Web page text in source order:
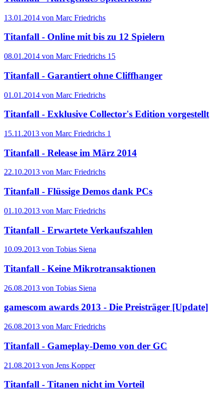
13.01.2014 von Marc Friedrichs
Titanfall - Online mit bis zu 12 Spielern
08.01.2014 von Marc Friedrichs 15
Titanfall - Garantiert ohne Cliffhanger
01.01.2014 von Marc Friedrichs
Titanfall - Exklusive Collector's Edition vorgestellt
15.11.2013 von Marc Friedrichs 1
Titanfall - Release im März 2014
22.10.2013 von Marc Friedrichs
Titanfall - Flüssige Demos dank PCs
01.10.2013 von Marc Friedrichs
Titanfall - Erwartete Verkaufszahlen
10.09.2013 von Tobias Siena
Titanfall - Keine Mikrotransaktionen
26.08.2013 von Tobias Siena
gamescom awards 2013 - Die Preisträger [Update]
26.08.2013 von Marc Friedrichs
Titanfall - Gameplay-Demo von der GC
21.08.2013 von Jens Kopper
Titanfall - Titanen nicht im Vorteil